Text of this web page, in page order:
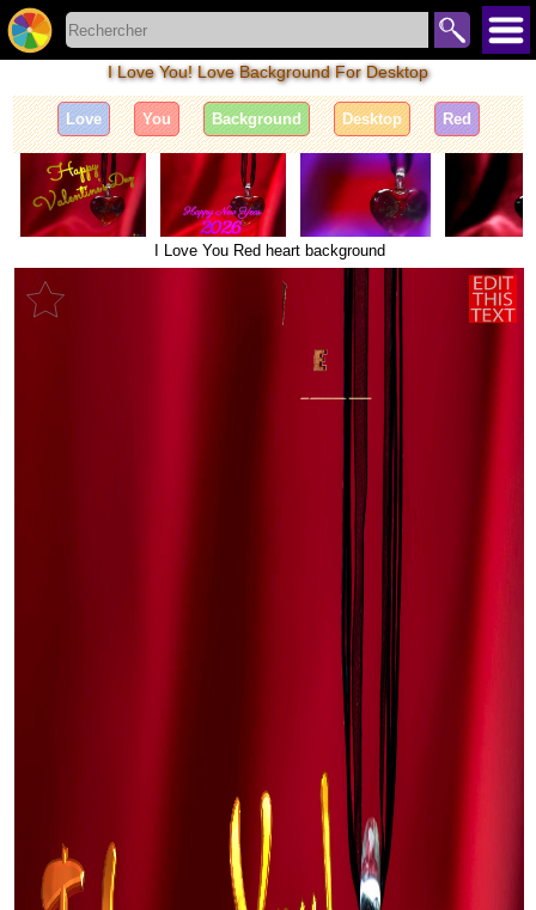
I Love You! Love Background For Desktop
Love You Background Desktop Red
I Love You Red heart background